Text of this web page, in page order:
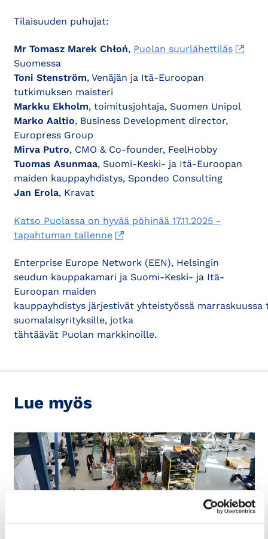
Tilaisuuden puhujat:
Mr Tomasz Marek Chłoń, Puolan suurlähettiläs
Suomessa
Toni Stenström, Venäjän ja Itä-Euroopan
tutkimuksen maisteri
Markku Ekholm, toimitusjohtaja, Suomen Unipol
Marko Aaltio, Business Development director,
Europress Group
Mirva Putro, CMO & Co-founder, FeelHobby
Tuomas Asunmaa, Suomi-Keski- ja Itä-Euroopan
maiden kauppayhdistys, Spondeo Consulting
Jan Erola, Kravat
Katso Puolassa on hyvää pöhinää 17.11.2025 -
tapahtuman tallenne
Enterprise Europe Network (EEN), Helsingin
seudun kauppakamari ja Suomi-Keski- ja Itä-
Euroopan maiden
kauppayhdistys järjestivät yhteistyössä marraskuussa
suomalaisyrityksille, jotka
tähtäävät Puolan markkinoille.
Lue myös